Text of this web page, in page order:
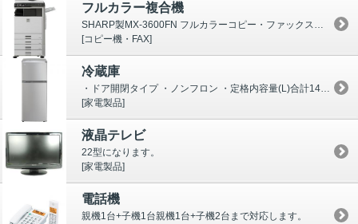
フルカラー複合機
SHARP製MX-3600FN フルカラーコピー・ファックス・フルカラープリンタ・カラースキャナ機能標準搭載 主要機能 :フルカラーコピー/ファックス(白黒...
[コピー機・FAX]
冷蔵庫
・ドア開閉タイプ ・ノンフロン ・定格内容量(L)合計146 冷凍室 46 &nb...
[家電製品]
液晶テレビ
22型になります。
[家電製品]
電話機
親機1台+子機1台親機1台+子機2台まで対応します。